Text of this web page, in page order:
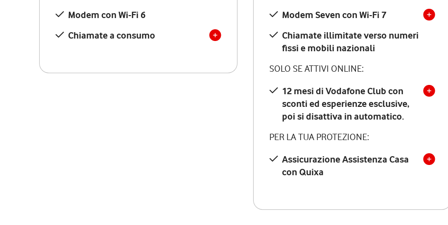
Modem con Wi-Fi 6
Chiamate a consumo
Modem Seven con Wi-Fi 7
Chiamate illimitate verso numeri
fissi e mobili nazionali
SOLO SE ATTIVI ONLINE:
12 mesi di Vodafone Club con
sconti ed esperienze esclusive,
poi si disattiva in automatico.
PER LA TUA PROTEZIONE:
Assicurazione Assistenza Casa
con Quixa